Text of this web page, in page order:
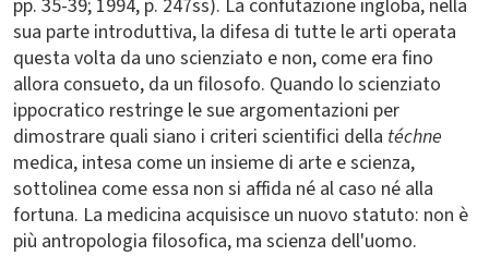
pp. 35-39; 1994, p. 247ss). La confutazione ingloba, nella
sua parte introduttiva, la difesa di tutte le arti operata
questa volta da uno scienziato e non, come era fino
allora consueto, da un filosofo. Quando lo scienziato
ippocratico restringe le sue argomentazioni per
dimostrare quali siano i criteri scientifici della téchne
medica, intesa come un insieme di arte e scienza,
sottolinea come essa non si affida né al caso né alla
fortuna. La medicina acquisisce un nuovo statuto: non è
più antropologia filosofica, ma scienza dell'uomo.